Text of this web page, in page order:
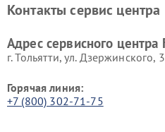
Контакты сервис центра
Адрес сервисного центра
г. Тольятти, ул. Дзержинского,
Горячая линия:
+7 (800) 302-71-75